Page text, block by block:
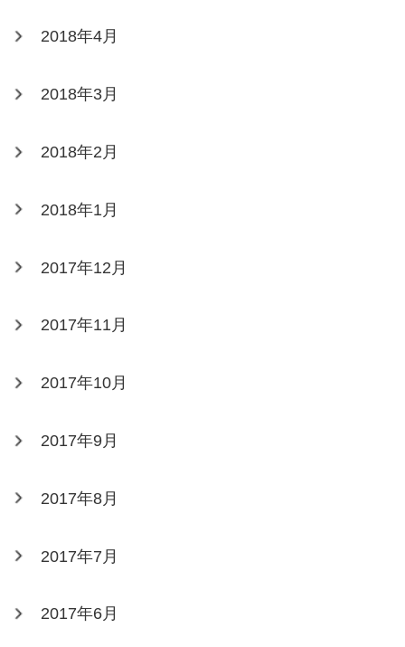
2018年4月
2018年3月
2018年2月
2018年1月
2017年12月
2017年11月
2017年10月
2017年9月
2017年8月
2017年7月
2017年6月